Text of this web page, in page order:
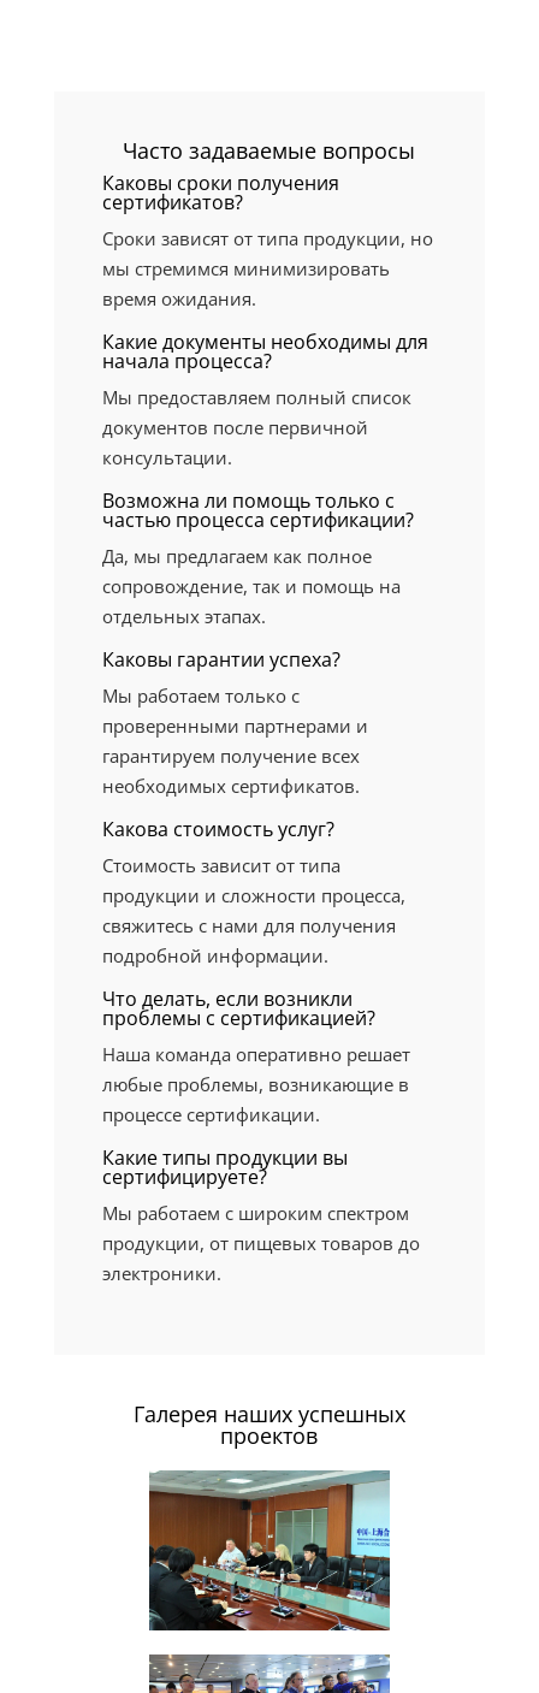
Часто задаваемые вопросы
Каковы сроки получения
сертификатов?
Сроки зависят от типа продукции, но
мы стремимся минимизировать
время ожидания.
Какие документы необходимы для
начала процесса?
Мы предоставляем полный список
документов после первичной
консультации.
Возможна ли помощь только с
частью процесса сертификации?
Да, мы предлагаем как полное
сопровождение, так и помощь на
отдельных этапах.
Каковы гарантии успеха?
Мы работаем только с
проверенными партнерами и
гарантируем получение всех
необходимых сертификатов.
Какова стоимость услуг?
Стоимость зависит от типа
продукции и сложности процесса,
свяжитесь с нами для получения
подробной информации.
Что делать, если возникли
проблемы с сертификацией?
Наша команда оперативно решает
любые проблемы, возникающие в
процессе сертификации.
Какие типы продукции вы
сертифицируете?
Мы работаем с широким спектром
продукции, от пищевых товаров до
электроники.
Галерея наших успешных
проектов